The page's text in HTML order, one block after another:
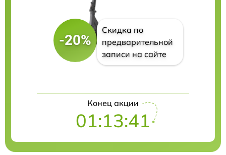
-20%
Скидка по
предварительной
записи на сайте
Конец акции
01:13:40